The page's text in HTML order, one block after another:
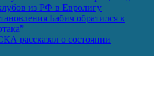
из РФ в Евролигу
Бабич обратился к
рассказал о состоянии